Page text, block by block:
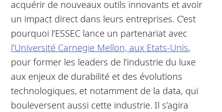
acquérir de nouveaux outils innovants et avoir
un impact direct dans leurs entreprises. C’est
pourquoi l’ESSEC lance un partenariat avec
l’Université Carnegie Mellon, aux Etats-Unis,
pour former les leaders de l’industrie du luxe
aux enjeux de durabilité et des évolutions
technologiques, et notamment de la data, qui
bouleversent aussi cette industrie. Il s’agira